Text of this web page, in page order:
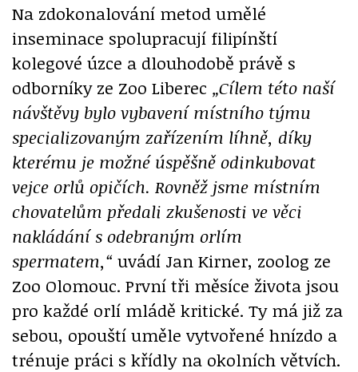
Na zdokonalování metod umělé
inseminace spolupracují filipínští
kolegové úzce a dlouhodobě právě s
odborníky ze Zoo Liberec „Cílem této naší
návštěvy bylo vybavení místního týmu
specializovaným zařízením líhně, díky
kterému je možné úspěšně odinkubovat
vejce orlů opičích. Rovněž jsme místním
chovatelům předali zkušenosti ve věci
nakládání s odebraným orlím
spermatem,“ uvádí Jan Kirner, zoolog ze
Zoo Olomouc. První tři měsíce života jsou
pro každé orlí mládě kritické. Ty má již za
sebou, opouští uměle vytvořené hnízdo a
trénuje práci s křídly na okolních větvích.